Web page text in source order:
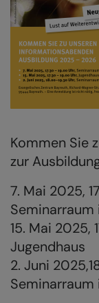
Kommen Sie
zur
7. Mai 2025,
Seminarraum
15. Mai 2025,
Jugendhaus
2. Juni
Seminarraum